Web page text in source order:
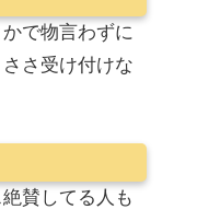
で物言わずに
さ受け付けな
賛してる人も